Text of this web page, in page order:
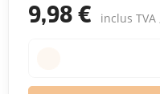
9,98 € inclus TVA